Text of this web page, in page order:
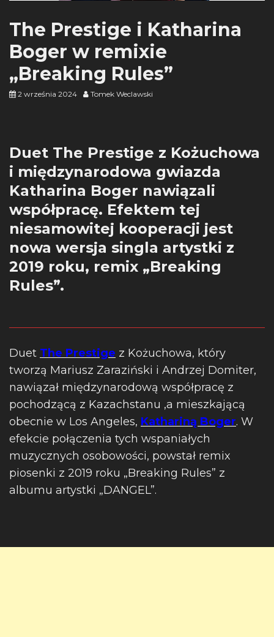
The Prestige i Katharina
Boger w remixie
„Breaking Rules”
2 września 2024 Tomek Weclawski
Duet The Prestige z Kożuchowa
i międzynarodowa gwiazda
Katharina Boger nawiązali
współpracę. Efektem tej
niesamowitej kooperacji jest
nowa wersja singla artystki z
2019 roku, remix „Breaking
Rules”.
Duet The Prestige z Kożuchowa, który
tworzą Mariusz Zaraziński i Andrzej Domiter,
nawiązał międzynarodową współpracę z
pochodzącą z Kazachstanu ,a mieszkającą
obecnie w Los Angeles, Kathariną Boger. W
efekcie połączenia tych wspaniałych
muzycznych osobowości, powstał remix
piosenki z 2019 roku „Breaking Rules” z
albumu artystki „DANGEL”.